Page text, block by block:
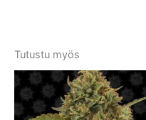
Tutustu myös